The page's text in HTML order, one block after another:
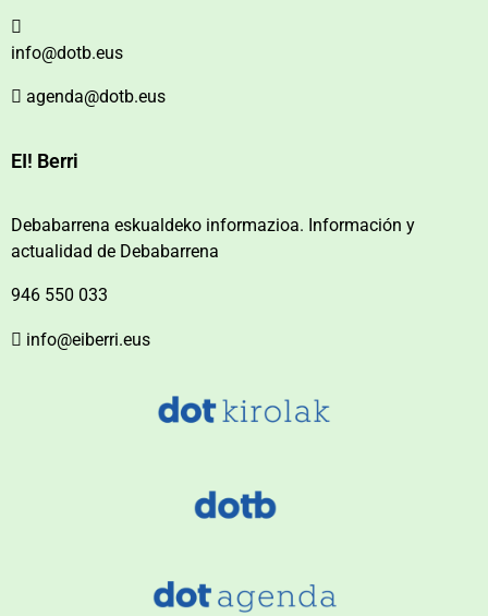
info@dotb.eus
agenda@dotb.eus
EI! Berri
Debabarrena eskualdeko informazioa. Información y
actualidad de Debabarrena
946 550 033
info@eiberri.eus